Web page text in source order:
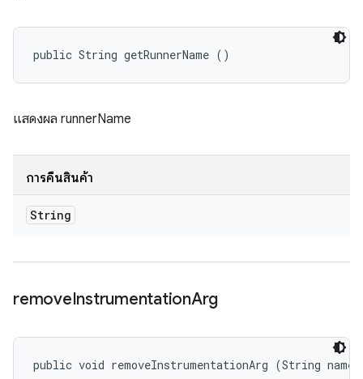
public String getRunnerName ()
แสดงผล runnerName
การคืนสินค้า
String
removeInstrumentationArg
public void removeInstrumentationArg (String name)